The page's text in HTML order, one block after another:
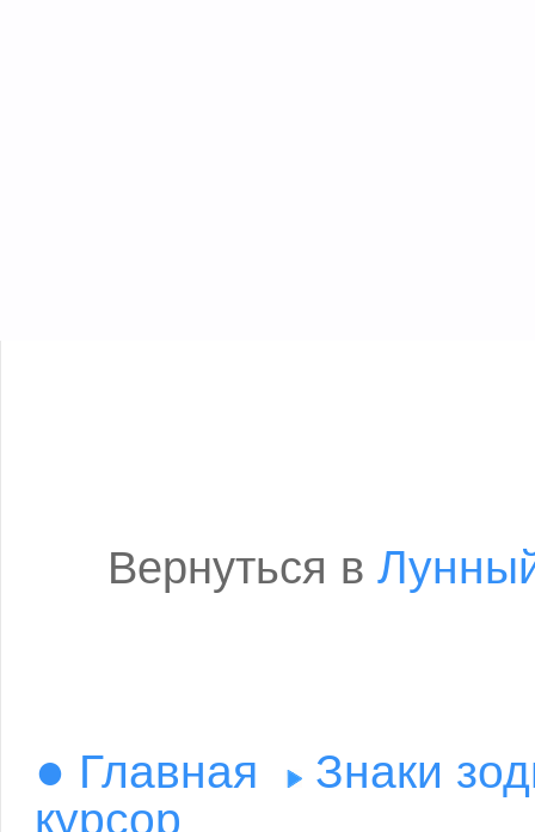
Вернуться в
● Главная
Знаки
курсор